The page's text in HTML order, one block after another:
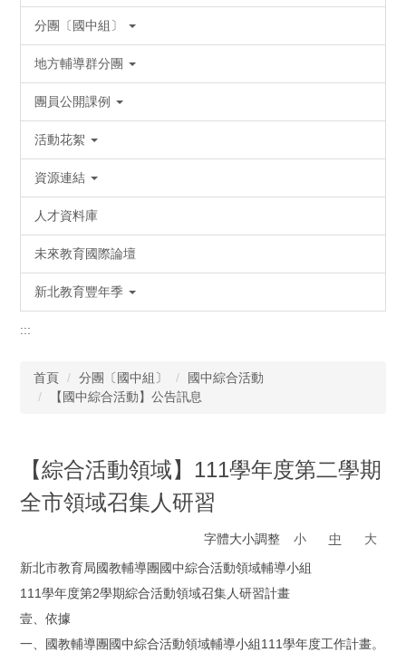
分團〔國中組〕
地方輔導群分團
團員公開課例
活動花絮
資源連結
人才資料庫
未來教育國際論壇
新北教育豐年季
:::
首頁 分團〔國中組〕
國中綜合活動
【國中綜合活動】公告訊息
【綜合活動領域】111學年度第二學期
全市領域召集人研習
字體大小調整 小 中
大
新北市教育局國教輔導團國中綜合活動領域輔導小組
111學年度第2學期綜合活動領域召集人研習計畫
壹、依據
一、國教輔導團國中綜合活動領域輔導小組111學年度工作計畫。